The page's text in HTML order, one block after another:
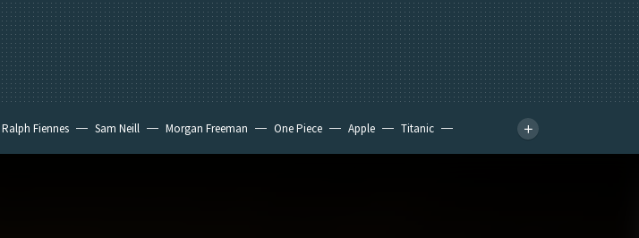
Ralph Fiennes Sam Neill Morgan Freeman One Piece Apple
Titanic